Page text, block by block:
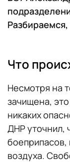
Что
Несмотря на
зачищена,
никаких
ДНР уточнил,
боеприпасов,
воздуха.